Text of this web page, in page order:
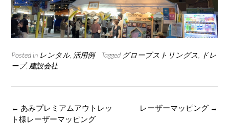
Posted in レンタル, 活用例 Tagged グローブストリングス
ドレ
ープ, 建設会社
Post
navigation
レーザーマッピング →
← あみプレミアムアウトレッ
ト様レーザーマッピング